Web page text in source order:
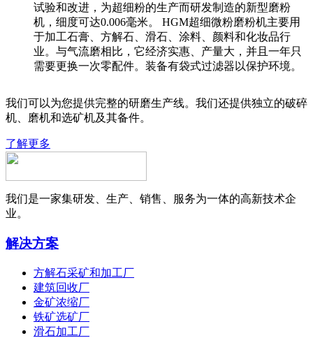
试验和改进，为超细粉的生产而研发制造的新型磨粉
机，细度可达0.006毫米。 HGM超细微粉磨粉机主要用
于加工石膏、方解石、滑石、涂料、颜料和化妆品行
业。与气流磨相比，它经济实惠、产量大，并且一年只
需要更换一次零配件。装备有袋式过滤器以保护环境。
我们可以为您提供完整的研磨生产线。我们还提供独立的破碎
机、磨机和选矿机及其备件。
了解更多
我们是一家集研发、生产、销售、服务为一体的高新技术企
业。
解决方案
方解石采矿和加工厂
建筑回收厂
金矿浓缩厂
铁矿选矿厂
滑石加工厂